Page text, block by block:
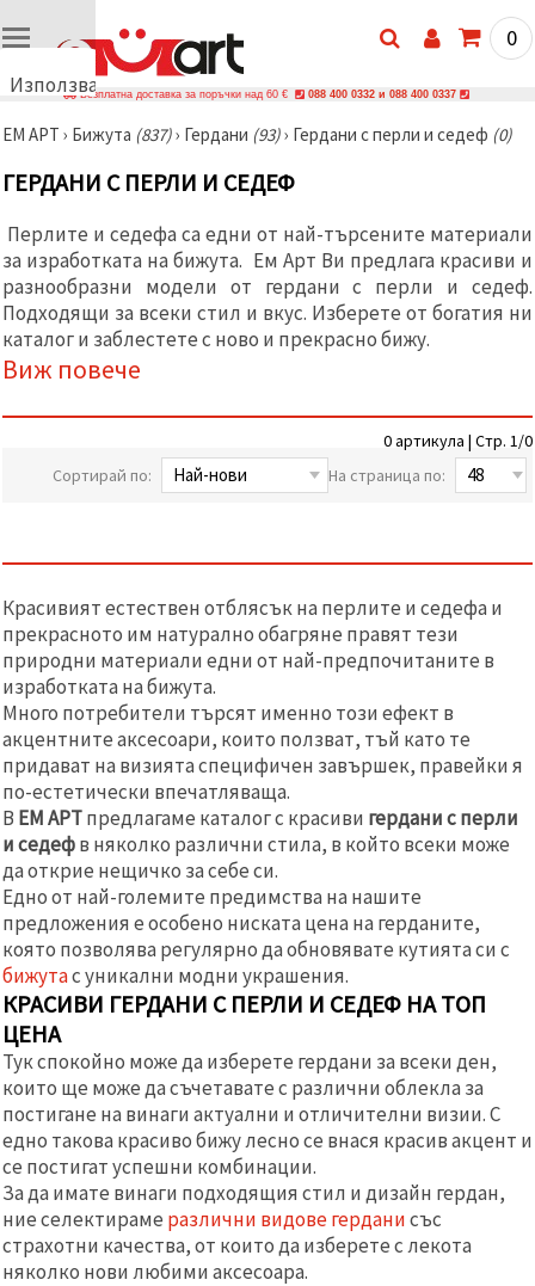
Използваме
🍪
бисквитки
и подобни
за да
осигурим
правилната
работа на
сайта, да
подобрим
изживяване
трафика и
съдържание
включително
с помощта
на наши
партньори
за анализ
и
маркетинг.
Можеш да
се
съгласиш
да
използваме
всички
"бисквитки"
като
натиснеш
"Приеми
всички!"
или да
посочиш
предпочитанията
си в
"Настройки",
като
избереш
дадения
вид
"бисквитки"
и кликнеш
бутона
"Запази"
Приеми
всички
0
Безплатна доставка за поръчки над 60 € 088 400 0332 и 088 400 0337
ЕМ АРТ › Бижутa (837)› Гердани (93)› Гердани с перли и седеф (0)
ГЕРДАНИ С ПЕРЛИ И СЕДЕФ
Перлите и седефа са едни от най-търсените материали
за изработката на бижута. Ем Арт Ви предлага красиви и
разнообразни модели от гердани с перли и седеф.
Подходящи за всеки стил и вкус. Изберете от богатия ни
каталог и заблестете с ново и прекрасно бижу.
Виж повече
0 артикула | Стр. 1/0
Сортирай по:
На страница по:
Красивият естествен отблясък на перлите и седефа и
прекрасното им натурално обагряне правят тези
природни материали едни от най-предпочитаните в
изработката на бижута.
Много потребители търсят именно този ефект в
акцентните аксесоари, които ползват, тъй като те
придават на визията специфичен завършек, правейки я
по-естетически впечатляваща.
В ЕМ АРТпредлагаме каталог с красиви гердани с перли
и седефв няколко различни стила, в който всеки може
да открие нещичко за себе си.
Едно от най-големите предимства на нашите
предложения е особено ниската цена на герданите,
която позволява регулярно да обновявате кутията си с
бижутас уникални модни украшения.
КРАСИВИ ГЕРДАНИ С ПЕРЛИ И СЕДЕФ НА ТОП
ЦЕНА
Тук спокойно може да изберете гердани за всеки ден,
които ще може да съчетавате с различни облекла за
постигане на винаги актуални и отличителни визии. С
едно такова красиво бижу лесно се внася красив акцент и
се постигат успешни комбинации.
За да имате винаги подходящия стил и дизайн гердан,
ние селектираме различни видове герданисъс
страхотни качества, от които да изберете с лекота
няколко нови любими аксесоара.